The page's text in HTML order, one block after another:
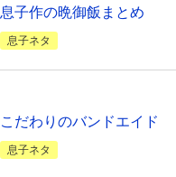
息子作の晩御飯まとめ
息子ネタ
こだわりのバンドエイド
息子ネタ